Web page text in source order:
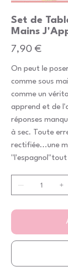
Set de
Mains
Prix
7,90 €
On peut le
comme sous
comme un
apprend et de
réponses
à sec. Toute
rectifiée...une